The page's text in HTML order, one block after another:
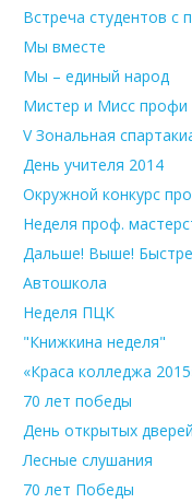
Встреча студентов с
Мы вместе
Мы – единый народ
Мистер и Мисс профи
V Зональная
День учителя 2014
Окружной конкурс
Неделя проф.
Дальше! Выше!
Автошкола
Неделя ПЦК
"Книжкина неделя"
«Краса колледжа
70 лет победы
День открытых
Лесные слушания
70 лет Победы